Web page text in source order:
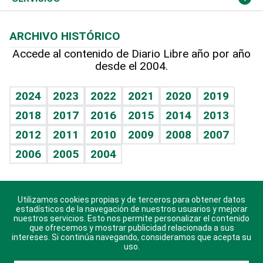
Hablando con el pediatra
Vida y familia
Eñe
Celebrando la vida
Sin complejos
En pocas palabras
Escuchando al corazón
Economía Personal
Línea de hit
TBT Deportivo
Hecho en casa
Guía del dinero
Cumpleaños
Horóscopos
Crucigramas
ARCHIVO HISTÓRICO
Accede al contenido de Diario Libre año por año
desde el 2004.
2024 2023 2022 2021 2020
2019
2018
2017 2016 2015 2014
2013
2012
2011 2010 2009 2008
2007
2006
2005 2004
Descarga nuestras aplicaciones para Android, iOS y
sistema Huawei.
Utilizamos cookies propias y de terceros para obtener datos
estadísticos de la navegación de nuestros usuarios y mejorar
nuestros servicios. Esto nos permite personalizar el contenido
que ofrecemos y mostrar publicidad relacionada a sus
intereses. Si continúa navegando, consideramos que acepta su
uso.